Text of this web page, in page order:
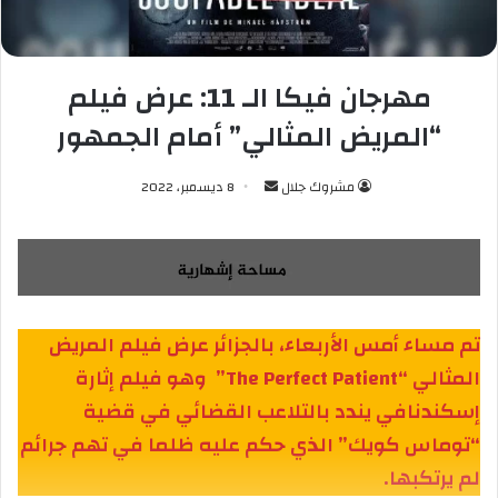
مهرجان فيكا الـ 11: عرض فيلم
“المريض المثالي” أمام الجمهور
مشروك جلال
أرسل
إلكترونيا
8 ديسمبر، 2022
تم مساء أمس الأربعاء، بالجزائر عرض فيلم المريض
المثالي“The Perfect Patient”
وهو فيلم إثارة
إسكندنافي يندد بالتلاعب القضائي في قضية
“توماس كويك” الذي حكم عليه ظلما في تهم جرائم
لم يرتكبها.